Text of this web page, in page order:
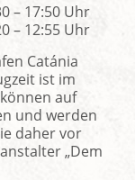
– 17:50 Uhr
– 12:55 Uhr
Catánia
ist im
auf
und werden
daher vor
„Dem